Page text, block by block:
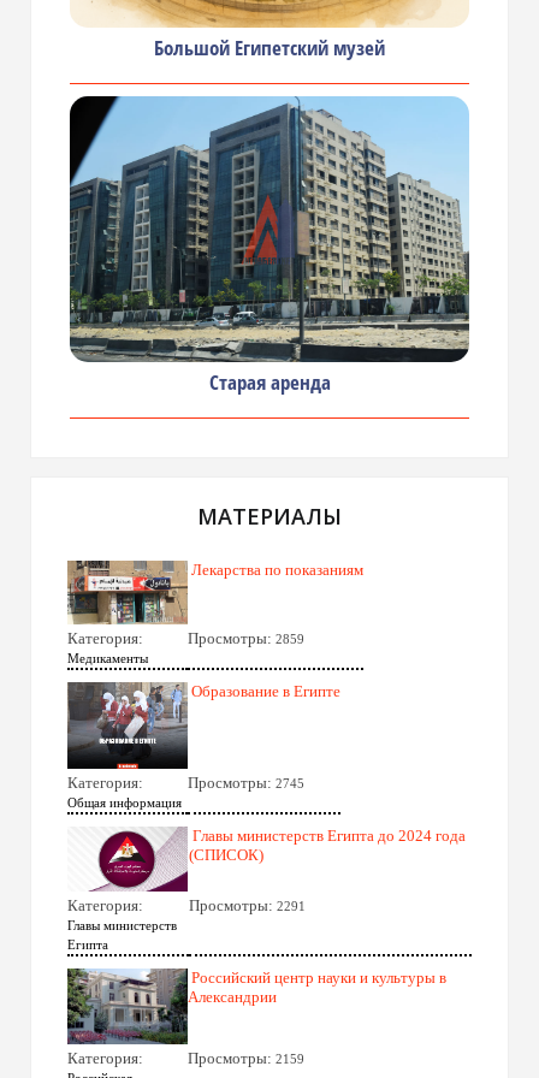
Большой Египетский музей
Старая аренда
МАТЕРИАЛЫ
Лекарства по показаниям
Категория:
Медикаменты
Просмотры: 2859
Образование в Египте
Категория:
Общая информация
Просмотры: 2745
Главы министерств Египта до 2024 года
(СПИСОК)
Категория:
Главы министерств
Египта
Просмотры: 2291
Российский центр науки и культуры в
Александрии
Категория: Просмотры: 2159